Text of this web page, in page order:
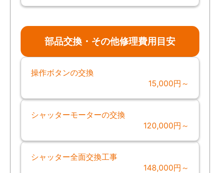
部品交換・その他修理費用目安
操作ボタンの交換
15,000円～
シャッターモーターの交換
120,000円～
シャッター全面交換工事
148,000円～